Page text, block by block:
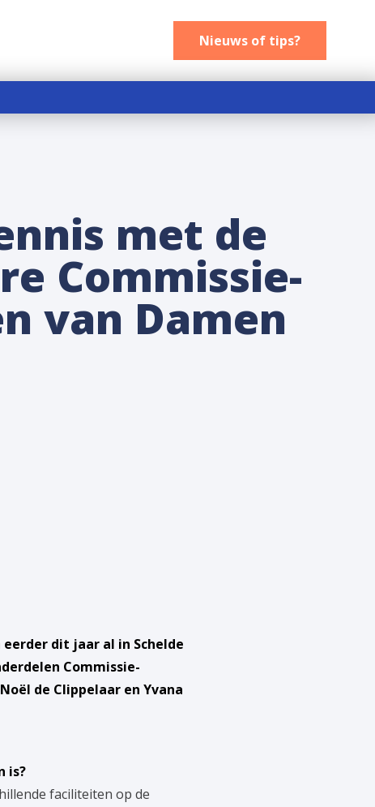
Nieuws of tips?
Nieuws of tips
met de
Commissie-
van Damen
dit jaar al in Schelde
Commissie-
de Clippelaar en Yvana
is?
faciliteiten op de